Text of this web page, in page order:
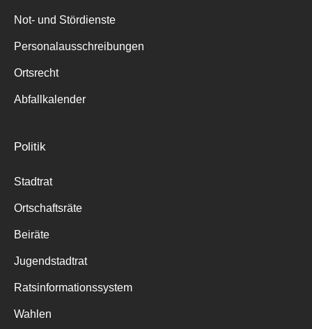
Not- und Stördienste
Personalausschreibungen
Ortsrecht
Abfallkalender
Politik
Stadtrat
Ortschaftsräte
Beiräte
Jugendstadtrat
Ratsinformationssystem
Wahlen